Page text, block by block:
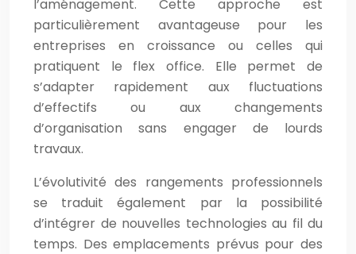
l’aménagement. Cette approche est
particulièrement avantageuse pour les
entreprises en croissance ou celles qui
pratiquent le flex office. Elle permet de
s’adapter rapidement aux fluctuations
d’effectifs ou aux changements
d’organisation sans engager de lourds
travaux.
L’évolutivité des rangements professionnels
se traduit également par la possibilité
d’intégrer de nouvelles technologies au fil du
temps. Des emplacements prévus pour des